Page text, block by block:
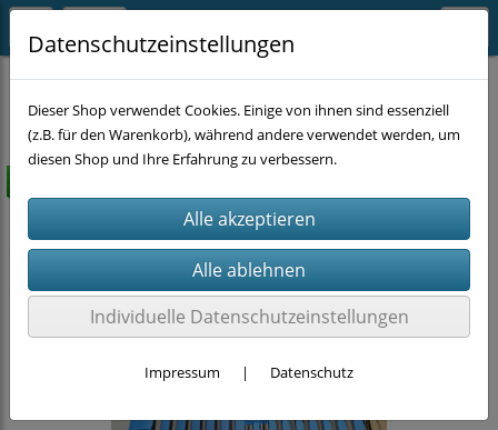
HANDWERKZEUG
Datenschutzeinstellungen
Dieser Shop verwendet Cookies. Einige von ihnen sind essenziell
(z.B. für den Warenkorb), während andere verwendet werden, um
diesen Shop und Ihre Erfahrung zu verbessern.
Individuelle Datenschutzeinstellungen
Impressum | Datenschutz